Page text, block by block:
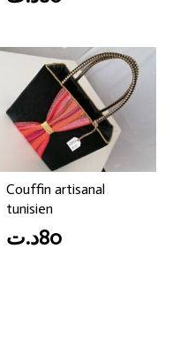
Couffin artisanal
tunisien
80د.ت